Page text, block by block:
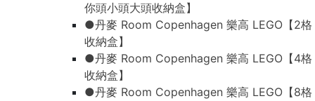
你頭小頭大頭收納盒】
●丹麥 Room Copenhagen 樂高 LEGO【2格
收納盒】
●丹麥 Room Copenhagen 樂高 LEGO【4格
收納盒】
●丹麥 Room Copenhagen 樂高 LEGO【8格